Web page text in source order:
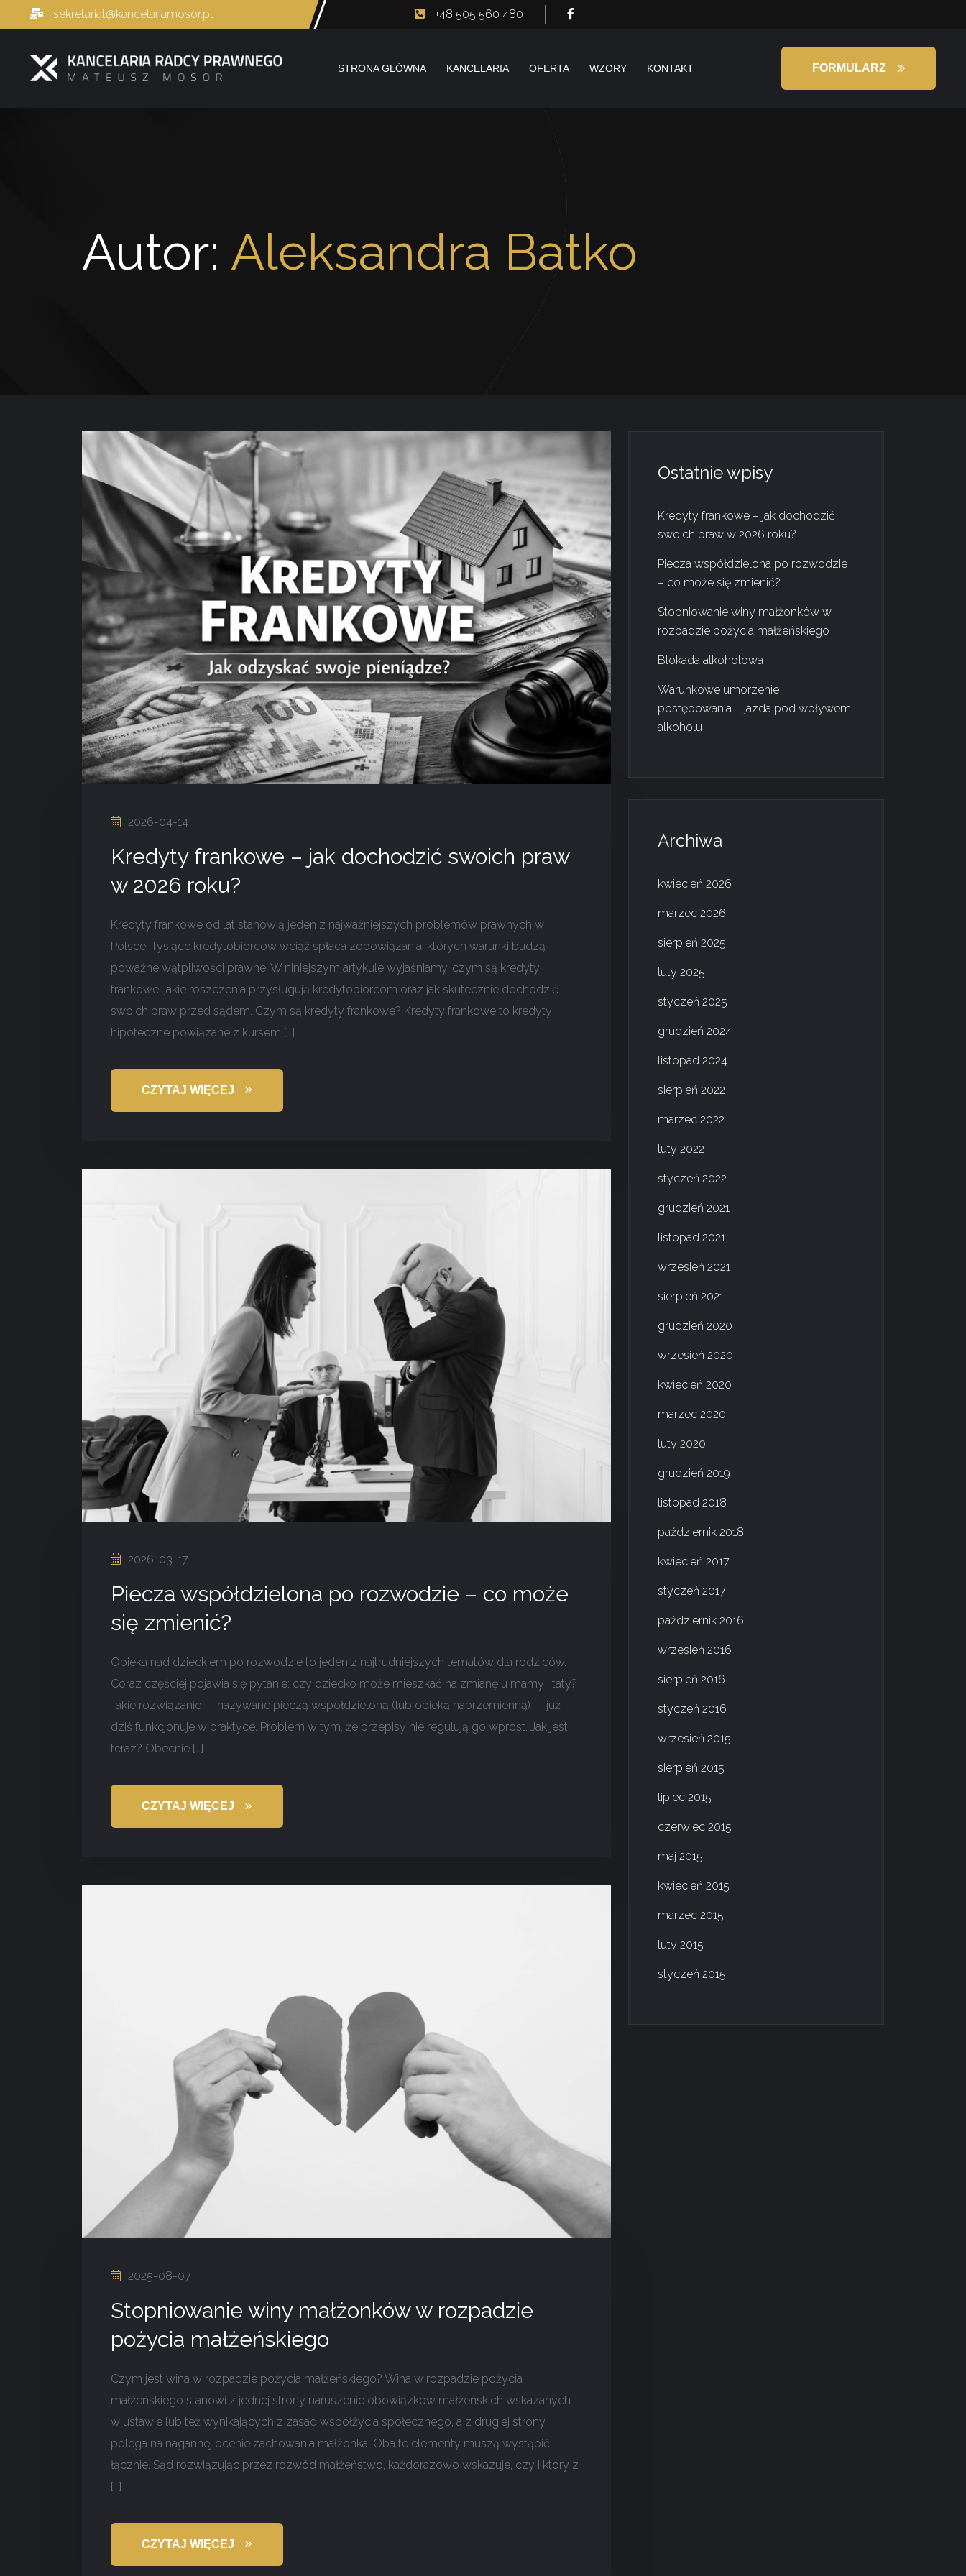
sekretariat@kancelariamosor.pl +48 505 560 480
STRONA GŁÓWNA KANCELARIA OFERTA WZORY KONTAKT FORMULARZ
Autor: Aleksandra Batko
2026-04-14
Kredyty frankowe – jak dochodzić swoich praw
w 2026 roku?
Kredyty frankowe od lat stanowią jeden z najważniejszych problemów prawnych w
Polsce. Tysiące kredytobiorców wciąż spłaca zobowiązania, których warunki budzą
poważne wątpliwości prawne. W niniejszym artykule wyjaśniamy, czym są kredyty
frankowe, jakie roszczenia przysługują kredytobiorcom oraz jak skutecznie dochodzić
swoich praw przed sądem. Czym są kredyty frankowe? Kredyty frankowe to kredyty
hipoteczne powiązane z kursem […]
CZYTAJ WIĘCEJ
2026-03-17
Piecza współdzielona po rozwodzie – co może
się zmienić?
Opieka nad dzieckiem po rozwodzie to jeden z najtrudniejszych tematów dla rodziców.
Coraz częściej pojawia się pytanie: czy dziecko może mieszkać na zmianę u mamy i taty?
Takie rozwiązanie — nazywane pieczą współdzieloną (lub opieką naprzemienną) — już
dziś funkcjonuje w praktyce. Problem w tym, że przepisy nie regulują go wprost. Jak jest
teraz? Obecnie […]
CZYTAJ WIĘCEJ
2025-08-07
Stopniowanie winy małżonków w rozpadzie
pożycia małżeńskiego
Czym jest wina w rozpadzie pożycia małżeńskiego? Wina w rozpadzie pożycia
małżeńskiego stanowi z jednej strony naruszenie obowiązków małżeńskich wskazanych
w ustawie lub też wynikających z zasad współżycia społecznego, a z drugiej strony
polega na nagannej ocenie zachowania małżonka. Oba te elementy muszą wystąpić
łącznie. Sąd rozwiązując przez rozwód małżeństwo, każdorazowo wskazuje, czy i który z
[…]
CZYTAJ WIĘCEJ
Ostatnie wpisy
Kredyty frankowe – jak dochodzić
swoich praw w 2026 roku?
Piecza współdzielona po rozwodzie
– co może się zmienić?
Stopniowanie winy małżonków w
rozpadzie pożycia małżeńskiego
Blokada alkoholowa
Warunkowe umorzenie
postępowania – jazda pod wpływem
alkoholu
Archiwa
kwiecień 2026
marzec 2026
sierpień 2025
luty 2025
styczeń 2025
grudzień 2024
listopad 2024
sierpień 2022
marzec 2022
luty 2022
styczeń 2022
grudzień 2021
listopad 2021
wrzesień 2021
sierpień 2021
grudzień 2020
wrzesień 2020
kwiecień 2020
marzec 2020
luty 2020
grudzień 2019
listopad 2018
październik 2018
kwiecień 2017
styczeń 2017
październik 2016
wrzesień 2016
sierpień 2016
styczeń 2016
wrzesień 2015
sierpień 2015
lipiec 2015
czerwiec 2015
maj 2015
kwiecień 2015
marzec 2015
luty 2015
styczeń 2015